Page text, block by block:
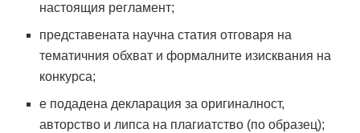
настоящия регламент;
представената научна статия отговаря на
тематичния обхват и формалните изисквания на
конкурса;
е подадена декларация за оригиналност,
авторство и липса на плагиатство (по образец);